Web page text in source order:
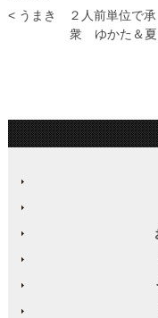
< うまき ２人前単位で承
衆 ゆかた＆夏